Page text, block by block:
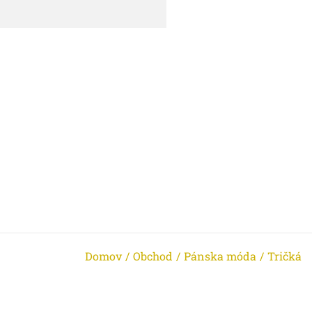
Domov / Obchod / Pánska móda / Tričká